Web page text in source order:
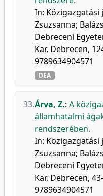
In:
Zsuzsanna;
Debreceni
Kar, Debrecen,
9789634904571
DEA
33.Árva, Z.: A
államhatalmi
rendszerében.
In:
Zsuzsanna;
Debreceni
Kar, Debrecen,
9789634904571